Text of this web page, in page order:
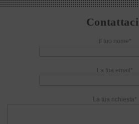
Contattaci
Il tuo nome*
La tua email*
La tua richiesta*